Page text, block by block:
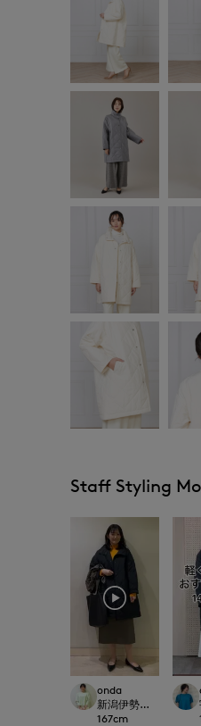
Staff Styling
onda
新潟伊勢丹7-
167cm